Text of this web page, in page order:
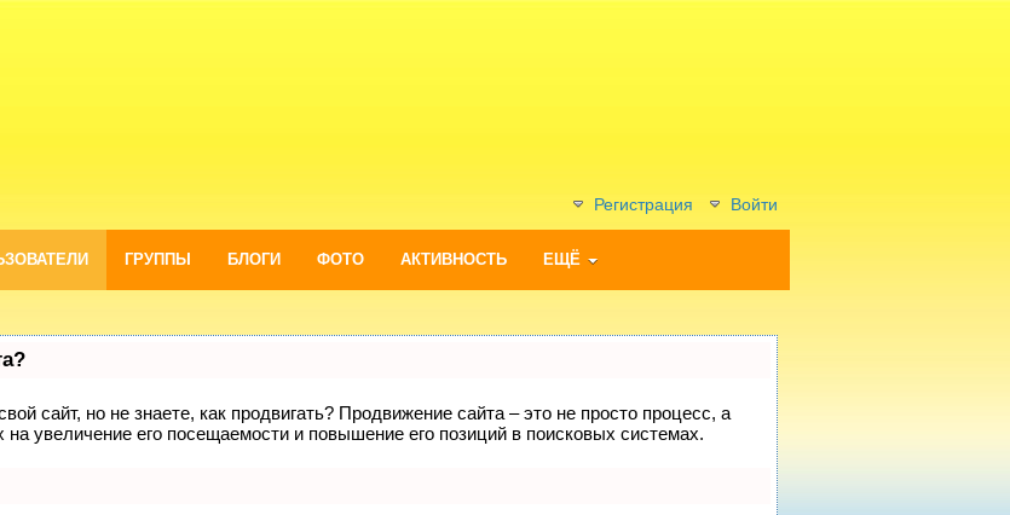
Регистрация Войти
ГРУППЫ БЛОГИ ФОТО АКТИВНОСТЬ ЕЩЁ
сайт, но не знаете, как продвигать? Продвижение сайта – это не просто процесс, а
увеличение его посещаемости и повышение его позиций в поисковых системах.